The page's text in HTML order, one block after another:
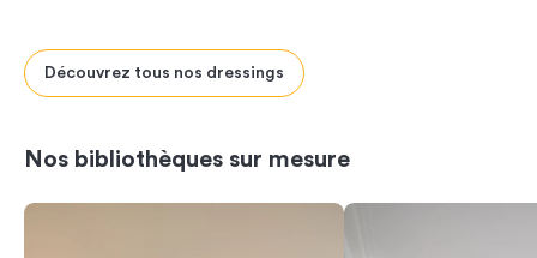
Previous
Next
Découvrez tous nos dressings
Nos bibliothèques sur mesure